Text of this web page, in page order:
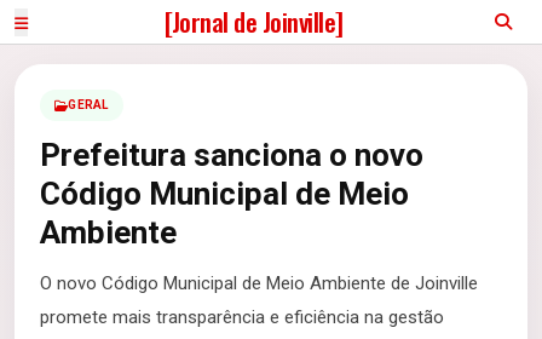
[Jornal de Joinville]
GERAL
Prefeitura sanciona o novo
Código Municipal de Meio
Ambiente
O novo Código Municipal de Meio Ambiente de Joinville
promete mais transparência e eficiência na gestão